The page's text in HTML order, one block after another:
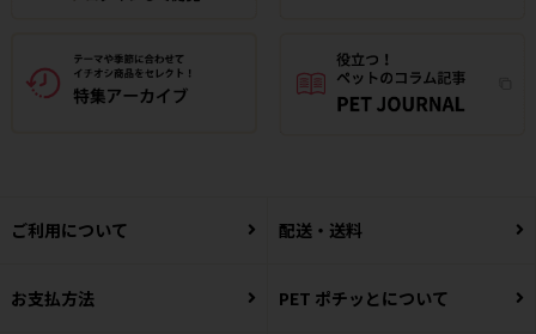
ご利用について 配送・送料
お支払方法 PET ポチッとについて